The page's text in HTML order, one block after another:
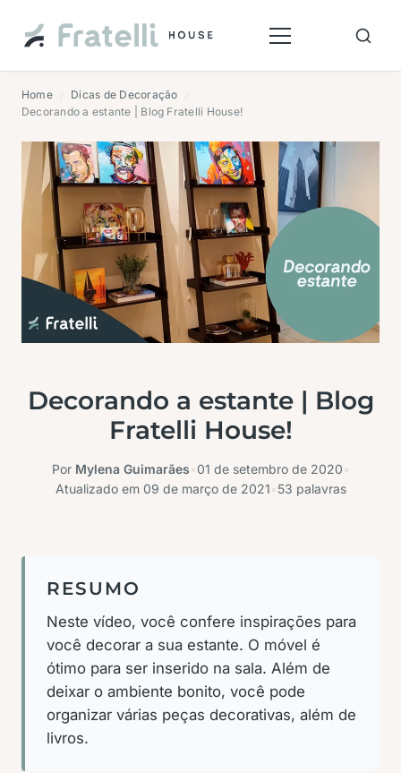
Home Dicas de Decoração
Decorando a estante | Blog Fratelli House!
Decorando a estante | Blog
Fratelli House!
Por Mylena Guimarães 01 de setembro de 2020
Atualizado em 09 de março de 2021 53 palavras
RESUMO
Neste vídeo, você confere inspirações para
você decorar a sua estante. O móvel é
ótimo para ser inserido na sala. Além de
deixar o ambiente bonito, você pode
organizar várias peças decorativas, além de
livros.